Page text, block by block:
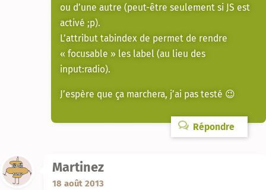
ou d’une autre (peut-être seulement si JS est
activé ;p).
L’attribut tabindex de permet de rendre
« focusable » les label (au lieu des
input:radio).
J’espère que ça marchera, j’ai pas testé 😉
Répondre
Martinez
18 août 2013